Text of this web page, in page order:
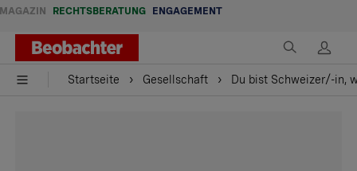
MAGAZIN RECHTSBERATUNG ENGAGEMENT
Startseite Gesellschaft Du bist Schweizer/-in,